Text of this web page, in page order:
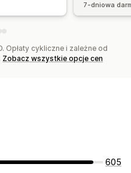
7-dniowa
Opłaty cykliczne i zależne od
Zobacz wszystkie opcje cen
605